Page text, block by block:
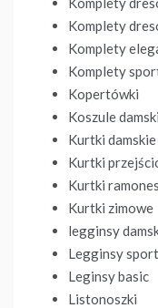
Komplety
Komplety
Komplety
Kopertówki
Koszule
Kurtki damskie
Kurtki
Kurtki
Kurtki zimowe
legginsy
Legginsy
Leginsy basic
Listonoszki